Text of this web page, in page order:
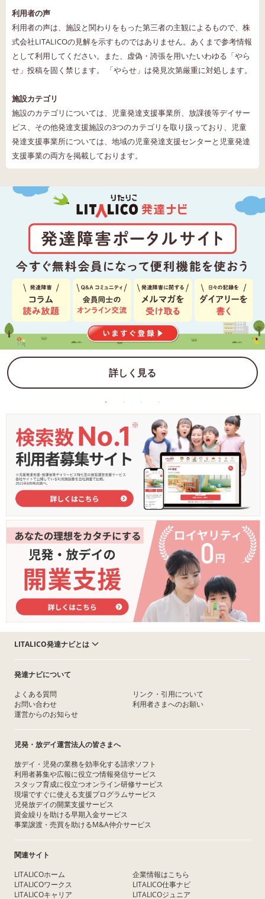
利用者の声
利用者の声は、施設と関わりをもった第三者の主観によるもので、株
式会社LITALICOの見解を示すものではありません。あくまで参考情報
として利用してください。また、虚偽・誇張を用いたいわゆる「やら
せ」投稿を固く禁じます。 「やらせ」は発見次第厳重に対処します。
施設カテゴリ
施設のカテゴリについては、児童発達支援事業所、放課後等デイサー
ビス、その他発達支援施設の3つのカテゴリを取り扱っており、児童
発達支援事業所については、地域の児童発達支援センターと児童発達
支援事業の両方を掲載しております。
詳しく見る
LITALICO発達ナビとは
発達ナビについて
よくある質問
お問い合わせ
運営からのお知らせ
リンク・引用について
利用者さまへのお願い
児発・放デイ運営法人の皆さまへ
放デイ・児発の業務を効率化する請求ソフト
利用者募集や広報に役立つ情報発信サービス
スタッフ育成に役立つオンライン研修サービス
現場ですぐに使える支援プログラムサービス
児発放デイの開業支援サービス
資金繰りを助ける早期入金サービス
事業譲渡・売買を助けるM&A仲介サービス
関連サイト
LITALICOホーム
LITALICOワークス
LITALICOキャリア
企業情報はこちら
LITALICO仕事ナビ
LITALICOジュニア